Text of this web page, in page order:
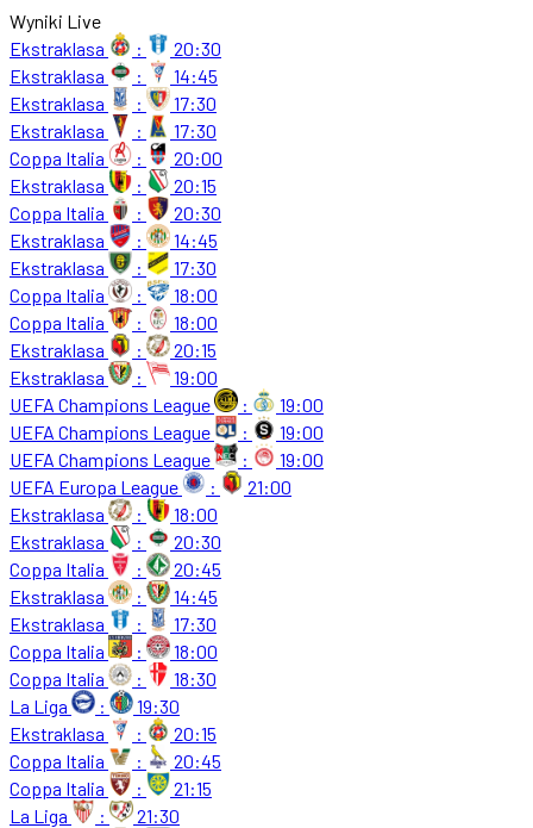
Wyniki Live
Ekstraklasa
:
20:30
Ekstraklasa
:
14:45
Ekstraklasa
:
17:30
Ekstraklasa
:
17:30
Coppa Italia
:
20:00
Ekstraklasa
:
20:15
Coppa Italia
:
20:30
Ekstraklasa
:
14:45
Ekstraklasa
:
17:30
Coppa Italia
:
18:00
Coppa Italia
:
18:00
Ekstraklasa
:
20:15
Ekstraklasa
:
19:00
UEFA Champions League
:
19:00
UEFA Champions League
:
19:00
UEFA Champions League
:
19:00
UEFA Europa League
:
21:00
Ekstraklasa
:
18:00
Ekstraklasa
:
20:30
Coppa Italia
:
20:45
Ekstraklasa
:
14:45
Ekstraklasa
:
17:30
Coppa Italia
:
18:00
Coppa Italia
:
18:30
La Liga
:
19:30
Ekstraklasa
:
20:15
Coppa Italia
:
20:45
Coppa Italia
:
21:15
La Liga
:
21:30